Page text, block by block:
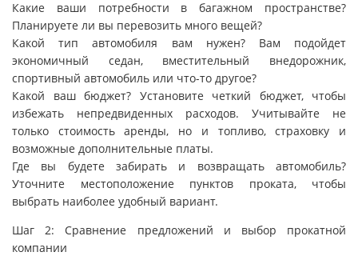
Какие ваши потребности в багажном пространстве?
Планируете ли вы перевозить много вещей?
Какой тип автомобиля вам нужен? Вам подойдет
экономичный седан, вместительный внедорожник,
спортивный автомобиль или что-то другое?
Какой ваш бюджет? Установите четкий бюджет, чтобы
избежать непредвиденных расходов. Учитывайте не
только стоимость аренды, но и топливо, страховку и
возможные дополнительные платы.
Где вы будете забирать и возвращать автомобиль?
Уточните местоположение пунктов проката, чтобы
выбрать наиболее удобный вариант.
Шаг 2: Сравнение предложений и выбор прокатной
компании